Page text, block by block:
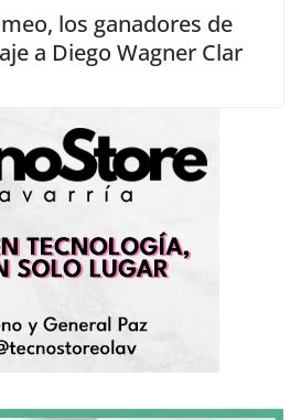
los ganadores de
a Diego Wagner Clar